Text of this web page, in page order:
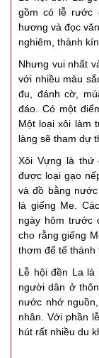
gồm có lễ rước
hương và đọc
nghiêm, thành
Nhưng vui nhất
với nhiều màu
đu, đánh cờ,
đáo. Có một
Một loại xôi làm
làng sẽ tham dự
Xôi Vựng là thứ
được loại gạo
và đồ bằng
là giếng Me.
ngày hôm trước
cho rằng giếng
thơm để tế thánh
Lễ hội đền La
người dân ở
nước nhớ
nhân. Với phần
hút rất nhiều du